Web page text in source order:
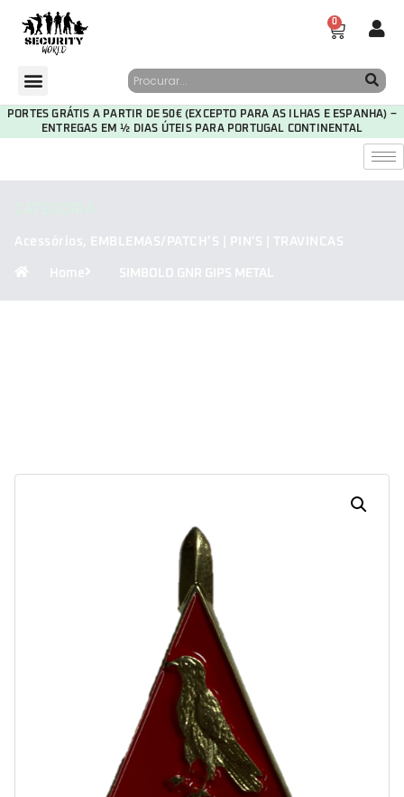
0
PORTES GRÁTIS A PARTIR DE 50€ (EXCEPTO PARA AS ILHAS E ESPANHA) –
ENTREGAS EM ½ DIAS ÚTEIS PARA PORTUGAL CONTINENTAL
Acessórios, EMBLEMAS/PATCH’S | PIN'S | TRAVINCAS
Home SIMBOLO GNR GIPS METAL